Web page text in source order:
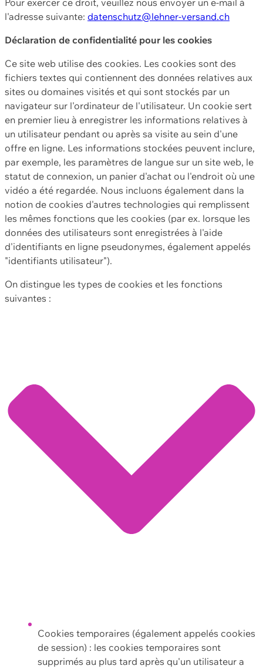
l'adresse suivante: datenschutz@lehner-versand.ch
Déclaration de confidentialité pour les cookies
Ce site web utilise des cookies. Les cookies sont des
fichiers textes qui contiennent des données relatives aux
sites ou domaines visités et qui sont stockés par un
navigateur sur l'ordinateur de l'utilisateur. Un cookie sert
en premier lieu à enregistrer les informations relatives à
un utilisateur pendant ou après sa visite au sein d'une
offre en ligne. Les informations stockées peuvent inclure,
par exemple, les paramètres de langue sur un site web, le
statut de connexion, un panier d'achat ou l'endroit où une
vidéo a été regardée. Nous incluons également dans la
notion de cookies d'autres technologies qui remplissent
les mêmes fonctions que les cookies (par ex. lorsque les
données des utilisateurs sont enregistrées à l'aide
d'identifiants en ligne pseudonymes, également appelés
"identifiants utilisateur").
On distingue les types de cookies et les fonctions
suivantes :
Cookies temporaires (également appelés cookies
de session) : les cookies temporaires sont
supprimés au plus tard après qu'un utilisateur a